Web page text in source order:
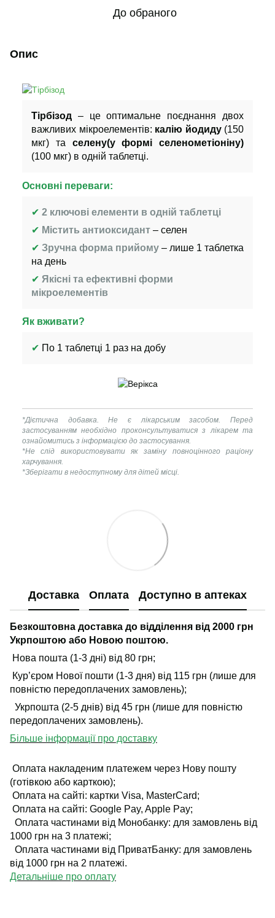
До обраного
Опис
Тірбізод – це оптимальне поєднання двох
важливих мікроелементів: калію йодиду(150
мкг) та селену(у формі селенометіоніну)
(100 мкг) в одній таблетці.
Основні переваги:
✔ 2 ключові елементи в одній таблетці
✔ Містить антиоксидант – селен
✔ Зручна форма прийому – лише 1 таблетка
на день
✔ Якісні та ефективні форми
мікроелементів
Як вживати?
✔ По 1 таблетці 1 раз на добу
*Дієтична добавка. Не є лікарським засобом. Перед
застосуванням необхідно проконсультуватися з лікарем та
ознайомитись з інформацією до застосування.
*Не слід використовувати як заміну повноцінного раціону
харчування.
*Зберігати в недоступному для дітей місці.
Доставка Оплата Доступно в аптеках
Безкоштовна доставка до відділення від 2000 грн
Укрпоштою або Новою поштою.
Нова пошта (1-3 дні) від 80 грн;
Кур’єром Нової пошти (1-3 дня) від 115 грн (лише для
повністю передоплачених замовлень);
Укрпошта (2-5 днів) від 45 грн (лише для повністю
передоплачених замовлень).
Більше інформації про доставку
Оплата накладеним платежем через Нову пошту
(готівкою або карткою);
Оплата на сайті: картки Visa, MasterCard;
Оплата на сайті: Google Pay, Apple Pay;
Оплата частинами від Монобанку: для замовлень від
1000 грн на 3 платежі;
Оплата частинами від ПриватБанку: для замовлень
від 1000 грн на 2 платежі.
Детальніше про оплату